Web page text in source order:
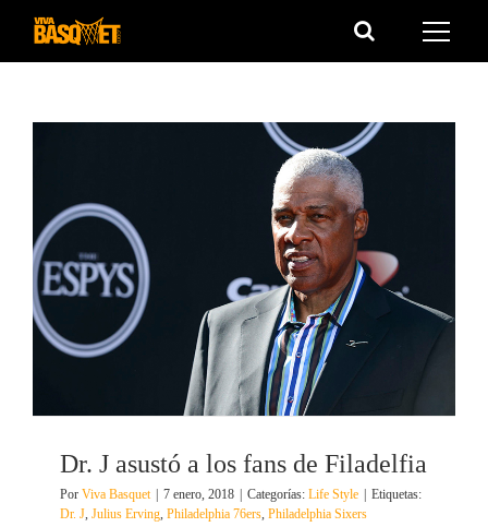
Saltar
Dr. J asustó a los fans de Filadelfia
Por Viva Basquet 7 enero, 2018 Categorías: Life Style
Etiquetas:
Dr. J, Julius Erving, Philadelphia 76ers, Philadelphia Sixers